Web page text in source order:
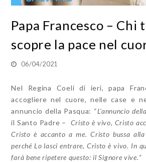
Papa Francesco –
scopre la pace nel
06/04/2021
Nel Regina Coeli di ieri, papa
accogliere nel cuore, nelle case e
annuncio della Pasqua: “L’annuncio
il Santo Padre – Cristo è vivo, Cristo
Cristo è accanto a me. Cristo bussa
perché Lo lasci entrare, Cristo è vivo. In
farà bene ripetere questo: il Signore vive.“